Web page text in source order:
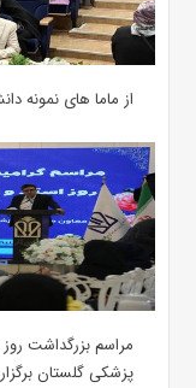
از ماما های نمونه
مراسم بزرگداشت روز
پزشکی گلستان